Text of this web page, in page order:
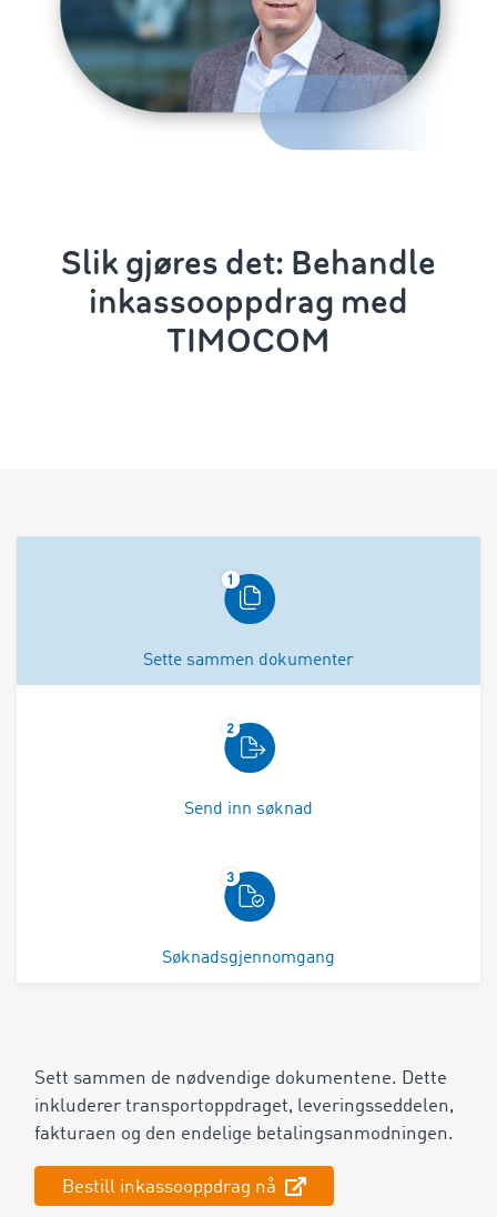
Slik gjøres det: Behandle
inkassooppdrag med
TIMOCOM
Sette sammen dokumenter
Send inn søknad
Søknadsgjennomgang
Sett sammen de nødvendige dokumentene. Dette
inkluderer transportoppdraget, leveringsseddelen,
fakturaen og den endelige betalingsanmodningen.
Bestill inkassooppdrag nå